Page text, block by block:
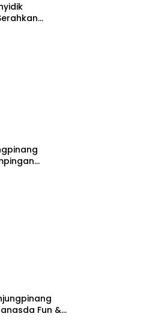
AS ke
Korban
Fun &
Gedung